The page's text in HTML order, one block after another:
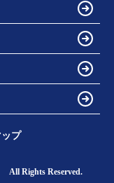
プ
Rights Reserved.